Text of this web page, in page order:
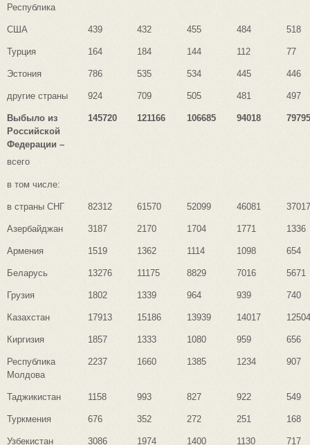
Республика
США 439 432 455 484 518
Турция 164 184 144 112 77
Эстония 786 535 534 445 446
другие страны 924 709 505 481 497
Выбыло из
Российской
Федерации –
всего
145720 121166 106685 94018 79795
в том числе:
в страны СНГ 82312 61570 52099 46081 37017
Азербайджан 3187 2170 1704 1771 1336
Армения 1519 1362 1114 1098 654
Беларусь 13276 11175 8829 7016 5671
Грузия 1802 1339 964 939 740
Казахстан 17913 15186 13939 14017 12504
Киргизия 1857 1333 1080 959 656
Республика
Молдова
2237 1660 1385 1234 907
Таджикистан 1158 993 827 922 549
Туркмения 676 352 272 251 168
Узбекистан 3086 1974 1400 1130 717